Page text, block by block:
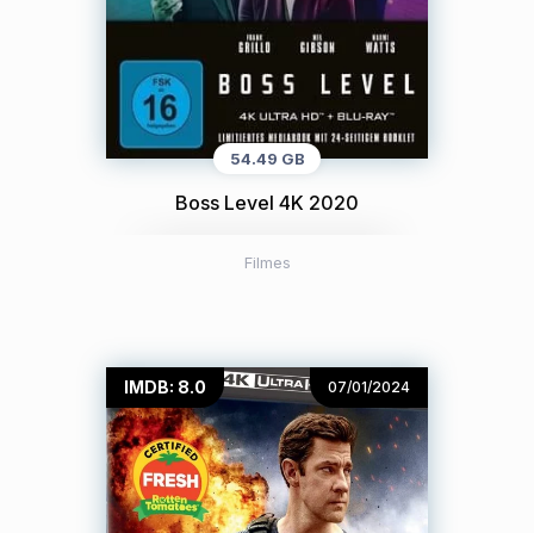
54.49 GB
Boss Level 4K 2020
Filmes
IMDB: 8.0 07/01/2024